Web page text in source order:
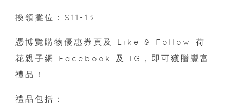
換領攤位：S11-13
憑博覽購物優惠券頁及 Like & Follow 荷
花親子網 Facebook 及 IG，即可獲贈豐富
禮品！
禮品包括：